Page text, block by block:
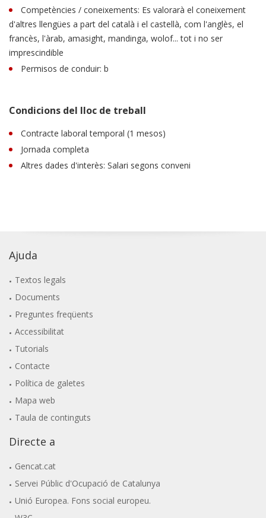
Competències / coneixements: Es valorarà el coneixement
d'altres llengües a part del català i el castellà, com l'anglès, el
francès, l'àrab, amasight, mandinga, wolof... tot i no ser
imprescindible
Permisos de conduir: b
Condicions del lloc de treball
Contracte laboral temporal (1 mesos)
Jornada completa
Altres dades d'interès: Salari segons conveni
Ajuda
Textos legals
Documents
Preguntes freqüents
Accessibilitat
Tutorials
Contacte
Política de galetes
Mapa web
Taula de continguts
Directe a
Gencat.cat
Servei Públic d'Ocupació de Catalunya
Unió Europea. Fons social europeu.